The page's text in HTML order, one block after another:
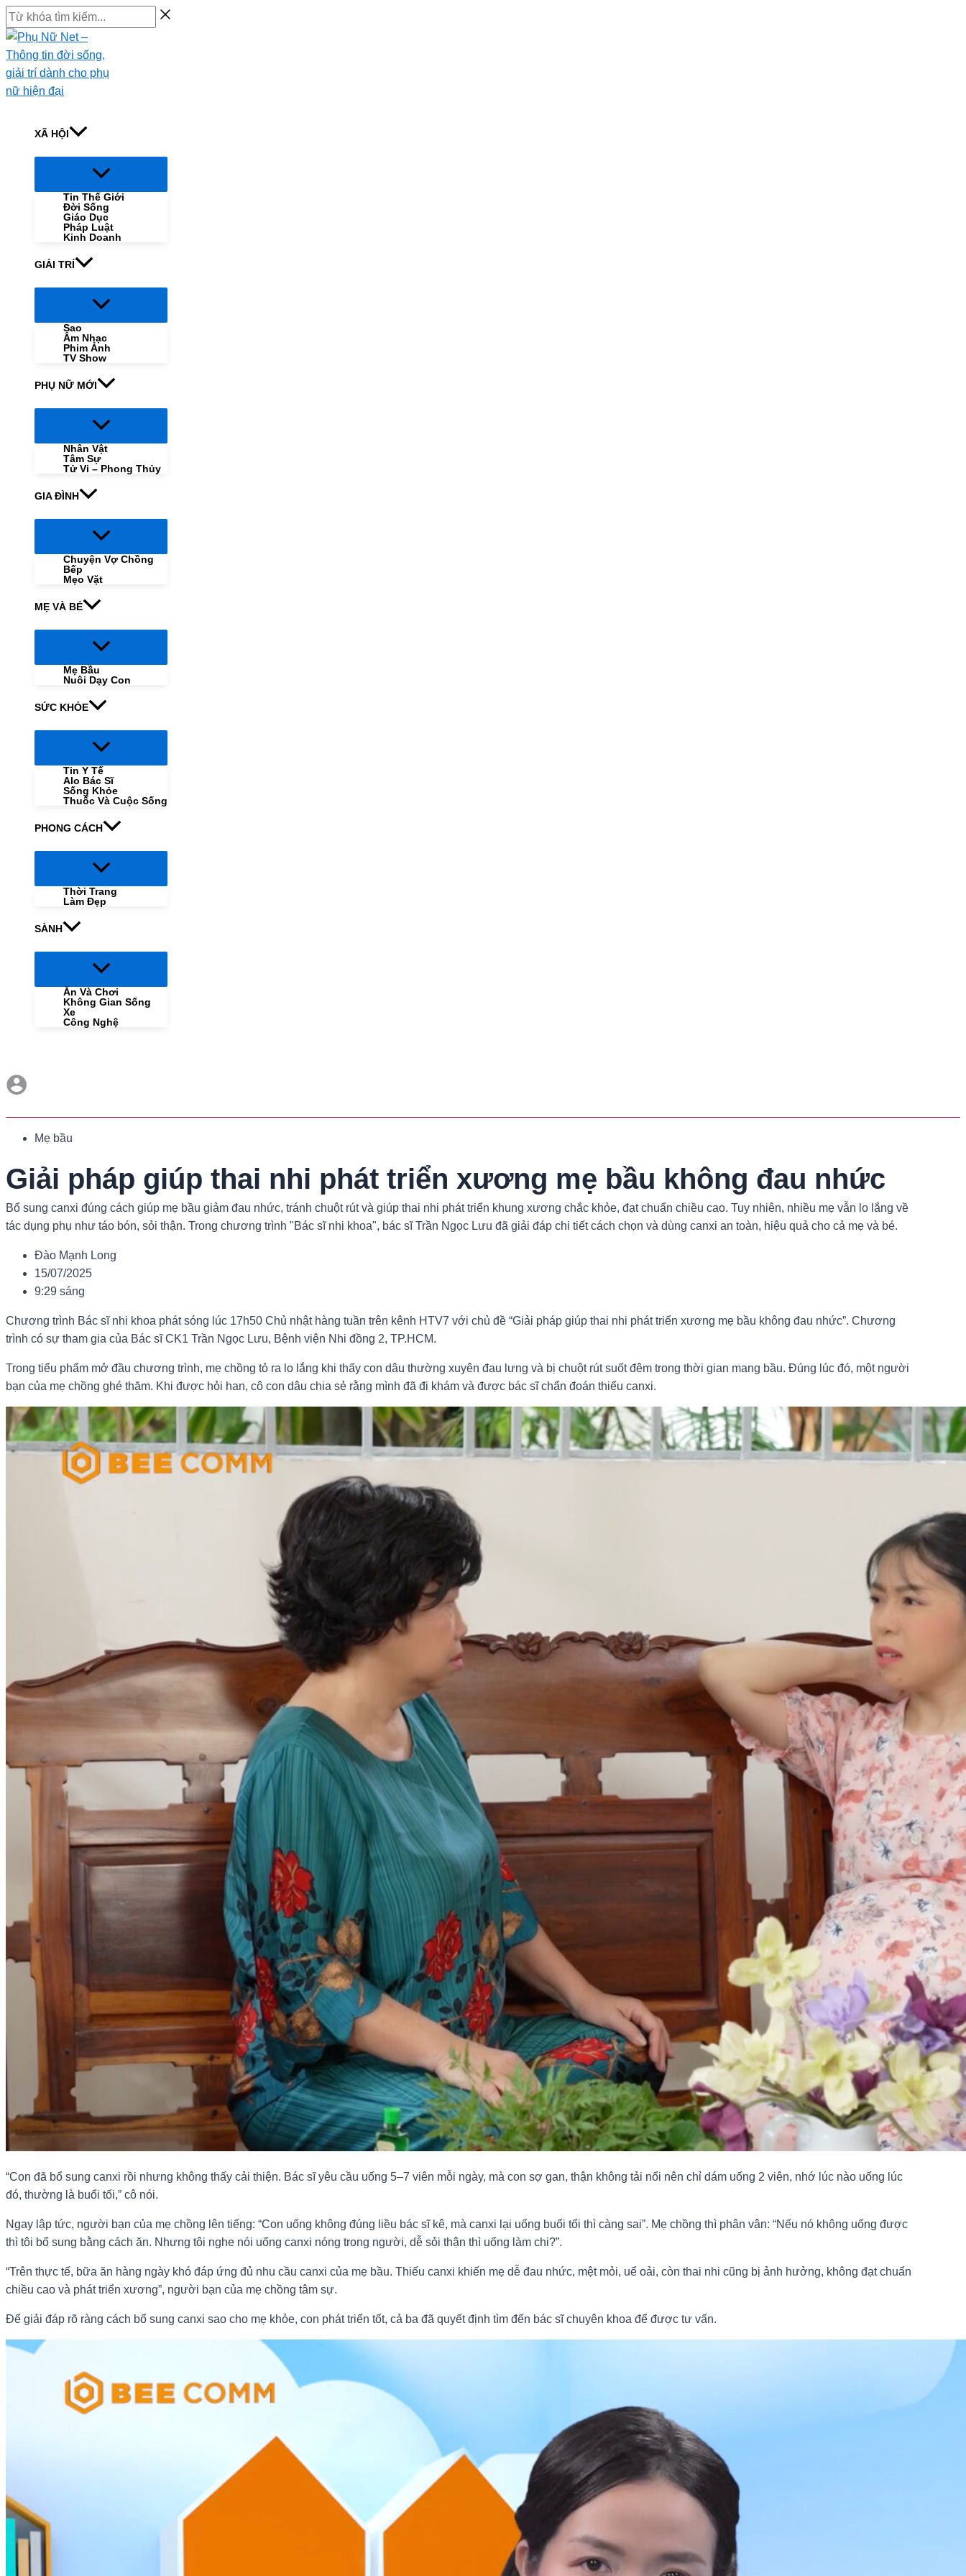
Skip
to
content
Từ
khóa
tìm
kiếm...
XÃ HỘI
Menu
Tin Thế Giới
Đời Sống
Giáo Dục
Pháp Luật
Kinh Doanh
GIẢI TRÍ
Menu
Sao
Âm Nhạc
Phim Ảnh
TV Show
PHỤ NỮ MỚI
Menu
Nhân Vật
Tâm Sự
Tử Vi – Phong Thủy
GIA ĐÌNH
Menu
Chuyện Vợ Chồng
Bếp
Mẹo Vặt
MẸ VÀ BÉ
Menu
Mẹ Bầu
Nuôi Dạy Con
SỨC KHỎE
Menu
Tin Y Tế
Alo Bác Sĩ
Sống Khỏe
Thuốc Và Cuộc Sống
PHONG CÁCH
Menu
Thời Trang
Làm Đẹp
SÀNH
Menu
Ăn Và Chơi
Không Gian Sống
Xe
Công Nghệ
Mẹ bầu
Giải pháp giúp thai nhi phát triển xương mẹ bầu không đau nhức
Bổ sung canxi đúng cách giúp mẹ bầu giảm đau nhức, tránh chuột rút và giúp thai nhi phát triển khung xương chắc khỏe, đạt chuẩn chiều cao. Tuy nhiên, nhiều mẹ vẫn lo lắng về
tác dụng phụ như táo bón, sỏi thận. Trong chương trình "Bác sĩ nhi khoa", bác sĩ Trần Ngọc Lưu đã giải đáp chi tiết cách chọn và dùng canxi an toàn, hiệu quả cho cả mẹ và bé.
Đào Mạnh Long
15/07/2025
9:29 sáng
Chương trình Bác sĩ nhi khoa phát sóng lúc 17h50 Chủ nhật hàng tuần trên kênh HTV7 với chủ đề “Giải pháp giúp thai nhi phát triển xương mẹ bầu không đau nhức”. Chương
trình có sự tham gia của Bác sĩ CK1 Trần Ngọc Lưu, Bệnh viện Nhi đồng 2, TP.HCM.
Trong tiểu phẩm mở đầu chương trình, mẹ chồng tỏ ra lo lắng khi thấy con dâu thường xuyên đau lưng và bị chuột rút suốt đêm trong thời gian mang bầu. Đúng lúc đó, một người
bạn của mẹ chồng ghé thăm. Khi được hỏi han, cô con dâu chia sẻ rằng mình đã đi khám và được bác sĩ chẩn đoán thiếu canxi.
“Con đã bổ sung canxi rồi nhưng không thấy cải thiện. Bác sĩ yêu cầu uống 5–7 viên mỗi ngày, mà con sợ gan, thận không tải nổi nên chỉ dám uống 2 viên, nhớ lúc nào uống lúc
đó, thường là buổi tối,” cô nói.
Ngay lập tức, người bạn của mẹ chồng lên tiếng: “Con uống không đúng liều bác sĩ kê, mà canxi lại uống buổi tối thì càng sai”. Mẹ chồng thì phân vân: “Nếu nó không uống được
thì tôi bổ sung bằng cách ăn. Nhưng tôi nghe nói uống canxi nóng trong người, dễ sỏi thận thì uống làm chi?”.
“Trên thực tế, bữa ăn hàng ngày khó đáp ứng đủ nhu cầu canxi của mẹ bầu. Thiếu canxi khiến mẹ dễ đau nhức, mệt mỏi, uể oải, còn thai nhi cũng bị ảnh hưởng, không đạt chuẩn
chiều cao và phát triển xương”, người bạn của mẹ chồng tâm sự.
Để giải đáp rõ ràng cách bổ sung canxi sao cho mẹ khỏe, con phát triển tốt, cả ba đã quyết định tìm đến bác sĩ chuyên khoa để được tư vấn.